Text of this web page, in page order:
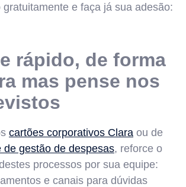
gratuitamente e faça já sua adesão:
rápido, de forma
mas pense nos
cartões corporativos Clara ou de
de gestão de despesas, reforce o
processos por sua equipe:
e canais para dúvidas